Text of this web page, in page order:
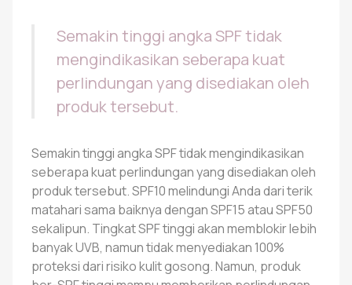
Semakin tinggi angka SPF tidak
mengindikasikan seberapa kuat
perlindungan yang disediakan oleh
produk tersebut.
Semakin tinggi angka SPF tidak mengindikasikan
seberapa kuat perlindungan yang disediakan oleh
produk tersebut. SPF10 melindungi Anda dari terik
matahari sama baiknya dengan SPF15 atau SPF50
sekalipun. Tingkat SPF tinggi akan memblokir lebih
banyak UVB, namun tidak menyediakan 100%
proteksi dari risiko kulit gosong. Namun, produk